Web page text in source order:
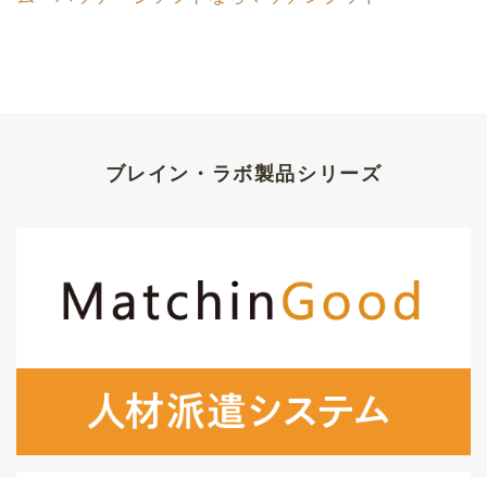
ブレイン・ラボ製品シリーズ